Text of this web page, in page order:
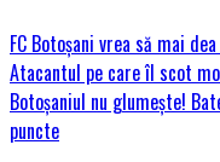
FC Botoșani vrea să mai
Atacantul pe care îl scot
Botoșaniul nu glumește!
puncte